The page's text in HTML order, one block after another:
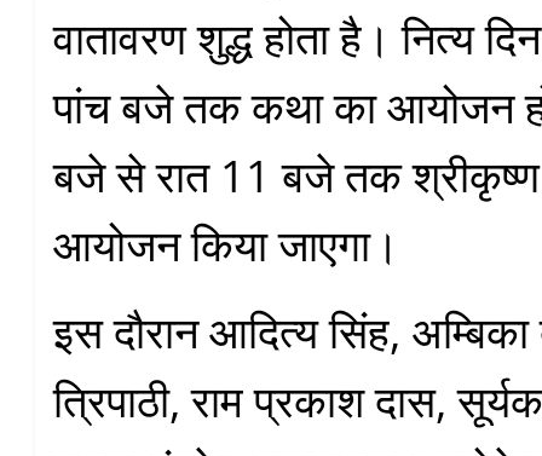
वातावरण शुद्ध होता है। नित्य
पांच बजे तक कथा का आयोजन
बजे से रात 11 बजे तक श्रीकृष्ण
आयोजन किया जाएगा।
इस दौरान आदित्य सिंह,
त्रिपाठी, राम प्रकाश दास,